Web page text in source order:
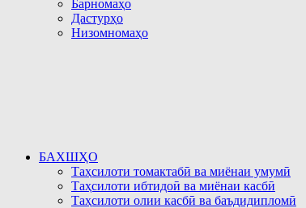
Барномаҳо
Дастурҳо
Низомномаҳо
БАХШҲО
Таҳсилоти томактабӣ ва миёнаи умумӣ
Таҳсилоти ибтидоӣ ва миёнаи касбӣ
Таҳсилоти олии касбӣ ва баъдидипломӣ